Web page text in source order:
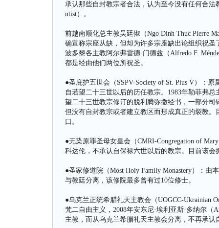
承认那些自封教宗者合法，认为至今没有任何合法
ntist）。
前越南顺化总主教吴廷俶（Ngo Dinh Thuc Pierre
确宣称宗座从缺，但却为许多宗座缺出论组织祝
波多黎各主教阿尔弗雷德·门德兹（Alfredo F.
都是经由他们两位所祝圣。
●圣庇护五世会（SSPV-Society of St. Pius V）：
自若望二十三世以后的历任教宗。1983年勒菲弗
望二十三世教宗修订的脱利腾弥撒经书，一部分
但没有自封教宗或者建立教区而形成真正的裂教
口。
●无染原罪圣母女皇会（CMRI-Congregation of
科达伦，不承认自保禄六世以后的教宗。目前该会
●圣家修道院（Most Holy Family Monastery）：由
与教廷分离，该修院最多曾有过10位修士。
●乌克兰正统希腊礼天主教会（UOGCC-Ukrainian
梵二自由主义，2008年安东尼·埃利亚斯·多纳尔
主教，而从乌克兰希腊礼天主教会分离，不再承